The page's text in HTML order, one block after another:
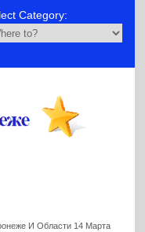
Category:
И Области 14 Марта